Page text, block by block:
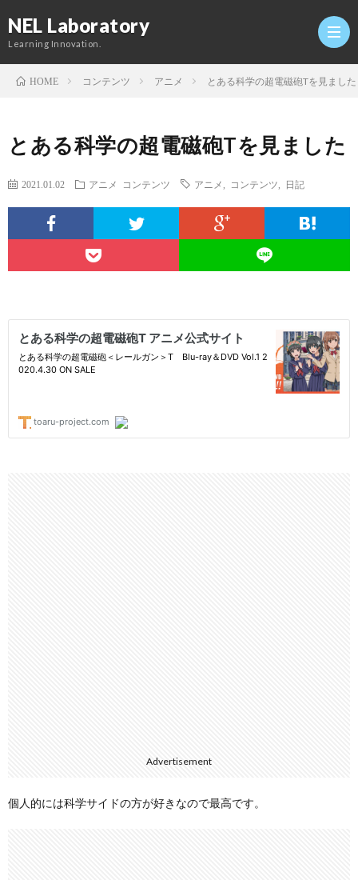
NEL Laboratory
Learning Innovation.
究
HOME コンテンツ アニメ とある科学の超電磁砲Tを見ました
とある科学の超電磁砲Tを見ました
2021.01.02 アニメ コンテンツ アニメ コンテンツ 日記
Advertisement
個人的には科学サイドの方が好きなので最高です。